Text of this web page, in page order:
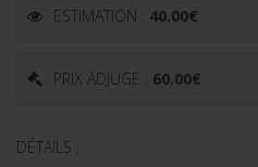
ESTIMATION : 40.00€
PRIX ADJUGÉ : 60.00€
DÉTAILS :